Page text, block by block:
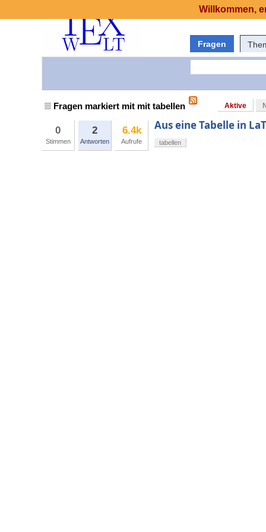
Fragen
Fragen markiert mit mit tabellen Aktive
0
Stimmen
2
Antworten
6.4k
Aufrufe
Aus eine Tabelle in
tabellen
Willkommen,